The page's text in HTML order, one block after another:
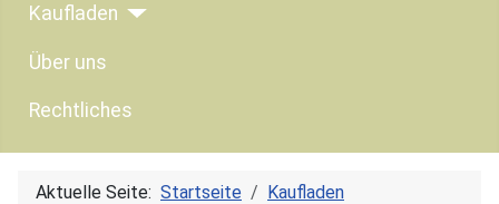
Kaufladen
Über uns
Rechtliches
Aktuelle Seite: Startseite
Kaufladen